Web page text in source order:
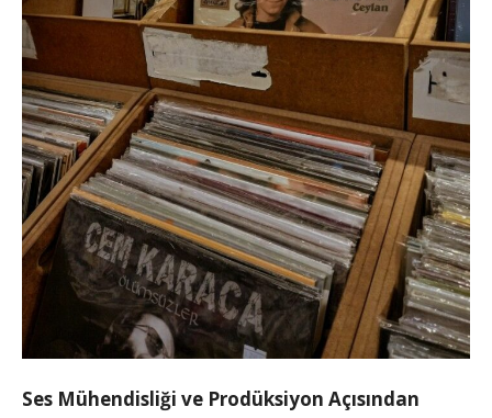
Ses Mühendisliği ve Prodüksiyon Açısından